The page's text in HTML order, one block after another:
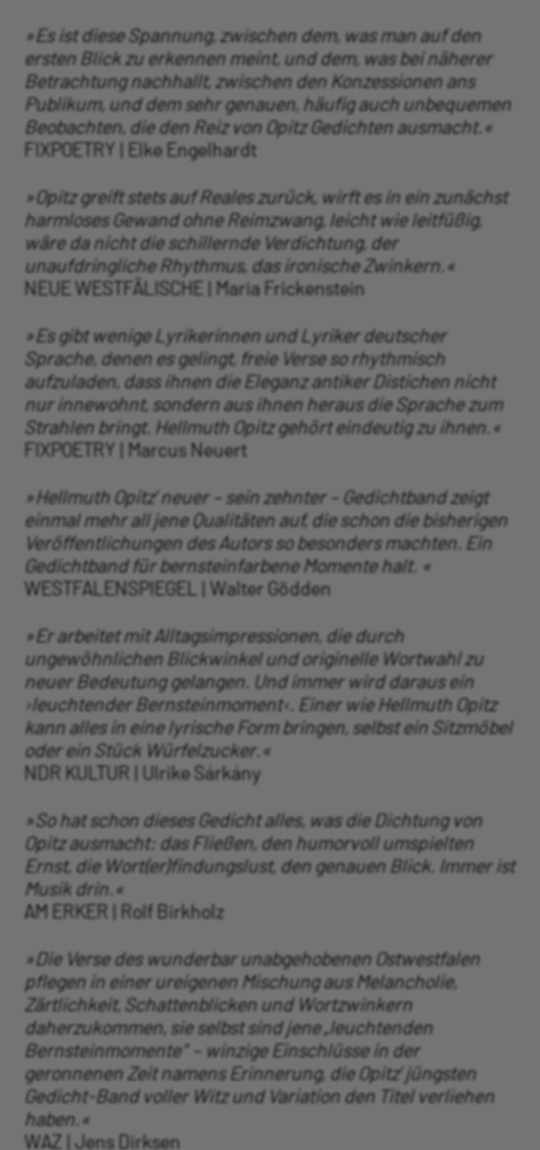
»Es ist diese Spannung, zwischen dem, was man auf den
ersten Blick zu erkennen meint, und dem, was bei näherer
Betrachtung nachhallt, zwischen den Konzessionen ans
Publikum, und dem sehr genauen, häufig auch unbequemen
Beobachten, die den Reiz von Opitz Gedichten ausmacht.«
FIXPOETRY | Elke Engelhardt
»Opitz greift stets auf Reales zurück, wirft es in ein zunächst
harmloses Gewand ohne Reimzwang, leicht wie leitfüßig,
wäre da nicht die schillernde Verdichtung, der
unaufdringliche Rhythmus, das ironische Zwinkern.«
NEUE WESTFÄLISCHE | Maria Frickenstein
»Es gibt wenige Lyrikerinnen und Lyriker deutscher
Sprache, denen es gelingt, freie Verse so rhythmisch
aufzuladen, dass ihnen die Eleganz antiker Distichen nicht
nur innewohnt, sondern aus ihnen heraus die Sprache zum
Strahlen bringt. Hellmuth Opitz gehört eindeutig zu ihnen.«
FIXPOETRY | Marcus Neuert
»Hellmuth Opitz’ neuer – sein zehnter – Gedichtband zeigt
einmal mehr all jene Qualitäten auf, die schon die bisherigen
Veröffentlichungen des Autors so besonders machten. Ein
Gedichtband für bernsteinfarbene Momente halt. «
WESTFALENSPIEGEL | Walter Gödden
»Er arbeitet mit Alltagsimpressionen, die durch
ungewöhnlichen Blickwinkel und originelle Wortwahl zu
neuer Bedeutung gelangen. Und immer wird daraus ein
›leuchtender Bernsteinmoment‹. Einer wie Hellmuth Opitz
kann alles in eine lyrische Form bringen, selbst ein Sitzmöbel
oder ein Stück Würfelzucker.«
NDR KULTUR | Ulrike Sárkány
»So hat schon dieses Gedicht alles, was die Dichtung von
Opitz ausmacht: das Fließen, den humorvoll umspielten
Ernst, die Wort(er)findungslust, den genauen Blick. Immer ist
Musik drin.«
AM ERKER | Rolf Birkholz
»Die Verse des wunderbar unabgehobenen Ostwestfalen
pflegen in einer ureigenen Mischung aus Melancholie,
Zärtlichkeit, Schattenblicken und Wortzwinkern
daherzukommen, sie selbst sind jene „leuchtenden
Bernsteinmomente“ – winzige Einschlüsse in der
geronnenen Zeit namens Erinnerung, die Opitz’ jüngsten
Gedicht-Band voller Witz und Variation den Titel verliehen
haben.«
WAZ | Jens Dirksen